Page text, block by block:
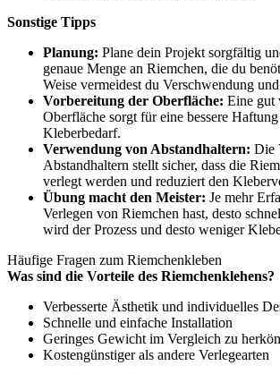
Sonstige Tipps
Planung: Plane dein Projekt sorgfältig
genaue Menge an Riemchen, die du
Weise vermeidest du Verschwendung
Vorbereitung der Oberfläche: Eine gut
Oberfläche sorgt für eine bessere
Kleberbedarf.
Verwendung von Abstandhaltern: Die
Abstandhaltern stellt sicher, dass die
verlegt werden und reduziert den
Übung macht den Meister: Je mehr
Verlegen von Riemchen hast, desto
wird der Prozess und desto weniger
Häufige Fragen zum Riemchenkleben
Was sind die Vorteile des Riemchenklehens?
Verbesserte Ästhetik und individuelles
Schnelle und einfache Installation
Geringes Gewicht im Vergleich zu
Kostengünstiger als andere Verlegearten